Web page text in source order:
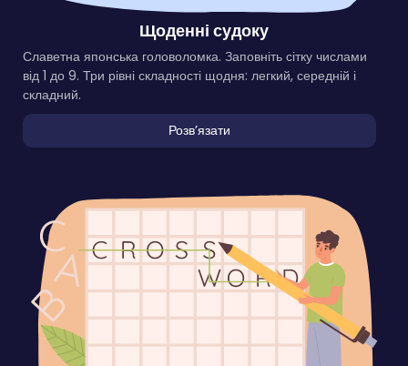
Щоденні судоку
Славетна японська головоломка. Заповніть сітку числами
від 1 до 9. Три рівні складності щодня: легкий, середній і
складний.
Розвʼязати